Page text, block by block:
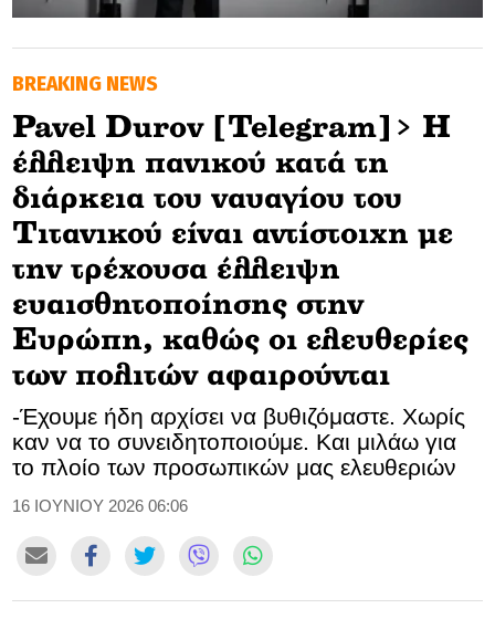
SOOZIE’S FRIENDS
CULTURE
TASTELAND
TECH
HEALTH
MEDIALAND
DRIVE
SPORTS
CONTACT
BREAKING NEWS
Pavel Durov [Telegram]> H
έλλειψη πανικού κατά τη
διάρκεια του ναυαγίου του
Τιτανικού είναι αντίστοιχη με
την τρέχουσα έλλειψη
ευαισθητοποίησης στην
Ευρώπη, καθώς οι ελευθερίες
των πολιτών αφαιρούνται
-Έχουμε ήδη αρχίσει να βυθιζόμαστε. Χωρίς
καν να το συνειδητοποιούμε. Και μιλάω για
το πλοίο των προσωπικών μας ελευθεριών
16 ΙΟΥΝΙΟΥ 2026 06:06